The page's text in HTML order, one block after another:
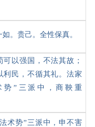
。贵己。全性保真。
可以强国，不法其故；
利民，不循其礼。法家
势”三派中，商鞅重
术势”三派中，申不害